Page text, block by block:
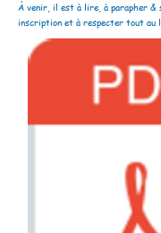
À venir, il est à lire, à parapher &
inscription et à respecter tout au